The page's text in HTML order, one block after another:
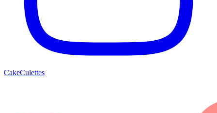
CakeCulettes